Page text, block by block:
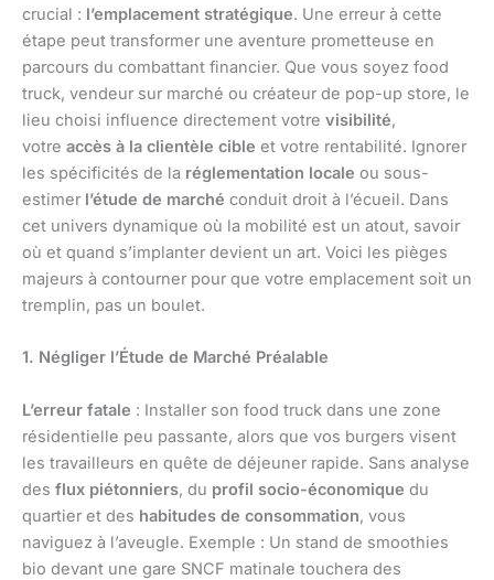
crucial : l’emplacement stratégique. Une erreur à cette
étape peut transformer une aventure prometteuse en
parcours du combattant financier. Que vous soyez food
truck, vendeur sur marché ou créateur de pop-up store, le
lieu choisi influence directement votre visibilité,
votre accès à la clientèle cible et votre rentabilité. Ignorer
les spécificités de la réglementation locale ou sous-
estimer l’étude de marché conduit droit à l’écueil. Dans
cet univers dynamique où la mobilité est un atout, savoir
où et quand s’implanter devient un art. Voici les pièges
majeurs à contourner pour que votre emplacement soit un
tremplin, pas un boulet.
1. Négliger l’Étude de Marché Préalable
L’erreur fatale : Installer son food truck dans une zone
résidentielle peu passante, alors que vos burgers visent
les travailleurs en quête de déjeuner rapide. Sans analyse
des flux piétonniers, du profil socio-économique du
quartier et des habitudes de consommation, vous
naviguez à l’aveugle. Exemple : Un stand de smoothies
bio devant une gare SNCF matinale touchera des